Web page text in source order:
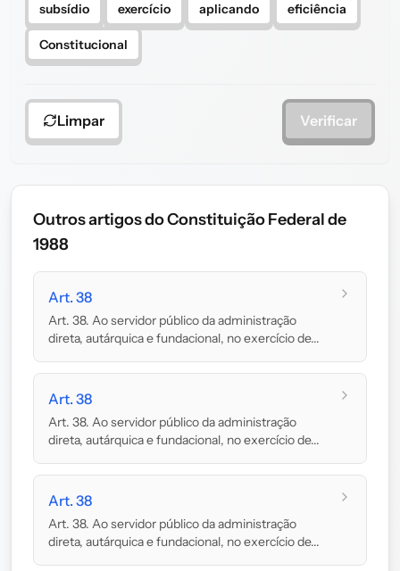
subsídio exercício aplicando eficiência
Constitucional
Limpar Verificar
Outros artigos do Constituição Federal de
1988
Art. 38
Art. 38. Ao servidor público da administração
direta, autárquica e fundacional, no exercício de...
Art. 38
Art. 38. Ao servidor público da administração
direta, autárquica e fundacional, no exercício de...
Art. 38
Art. 38. Ao servidor público da administração
direta, autárquica e fundacional, no exercício de...